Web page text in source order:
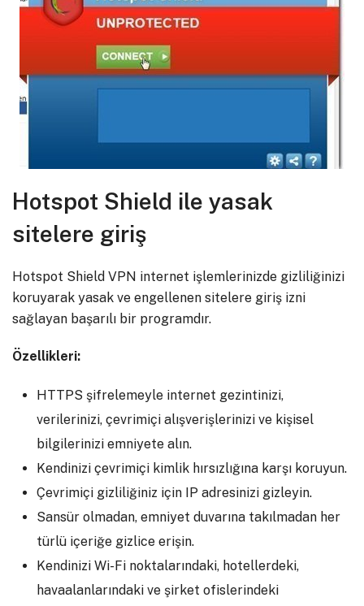
Hotspot Shield ile yasak
sitelere giriş
Hotspot Shield VPN internet işlemlerinizde gizliliğinizi
koruyarak yasak ve engellenen sitelere giriş izni
sağlayan başarılı bir programdır.
Özellikleri:
HTTPS şifrelemeyle internet gezintinizi,
verilerinizi, çevrimiçi alışverişlerinizi ve kişisel
bilgilerinizi emniyete alın.
Kendinizi çevrimiçi kimlik hırsızlığına karşı koruyun.
Çevrimiçi gizliliğiniz için IP adresinizi gizleyin.
Sansür olmadan, emniyet duvarına takılmadan her
türlü içeriğe gizlice erişin.
Kendinizi Wi-Fi noktalarındaki, hotellerdeki,
havaalanlarındaki ve şirket ofislerindeki